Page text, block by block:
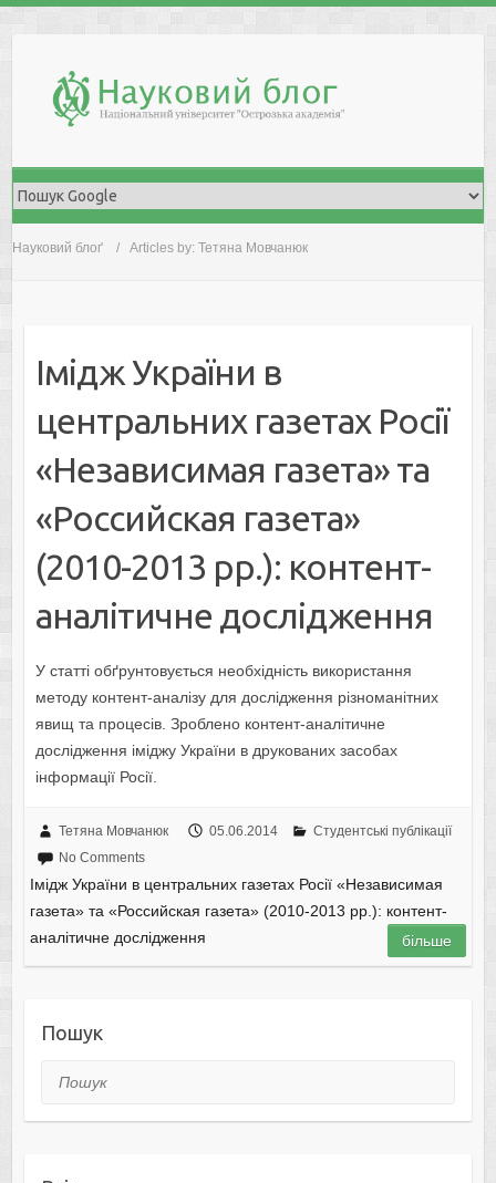
Науковий блоґ Articles by: Тетяна Мовчанюк
Імідж України в
центральних газетах Росії
«Независимая газета» та
«Российская газета»
(2010-2013 рр.): контент-
аналітичне дослідження
У статті обґрунтовується необхідність використання
методу контент-аналізу для дослідження різноманітних
явищ та процесів. Зроблено контент-аналітичне
дослідження іміджу України в друкованих засобах
інформації Росії.
Тетяна Мовчанюк 05.06.2014
Студентські публікації
No Comments
Імідж України в центральних газетах Росії «Независимая
газета» та «Российская газета» (2010-2013 рр.): контент-
аналітичне дослідження
більше
Пошук
Пошук